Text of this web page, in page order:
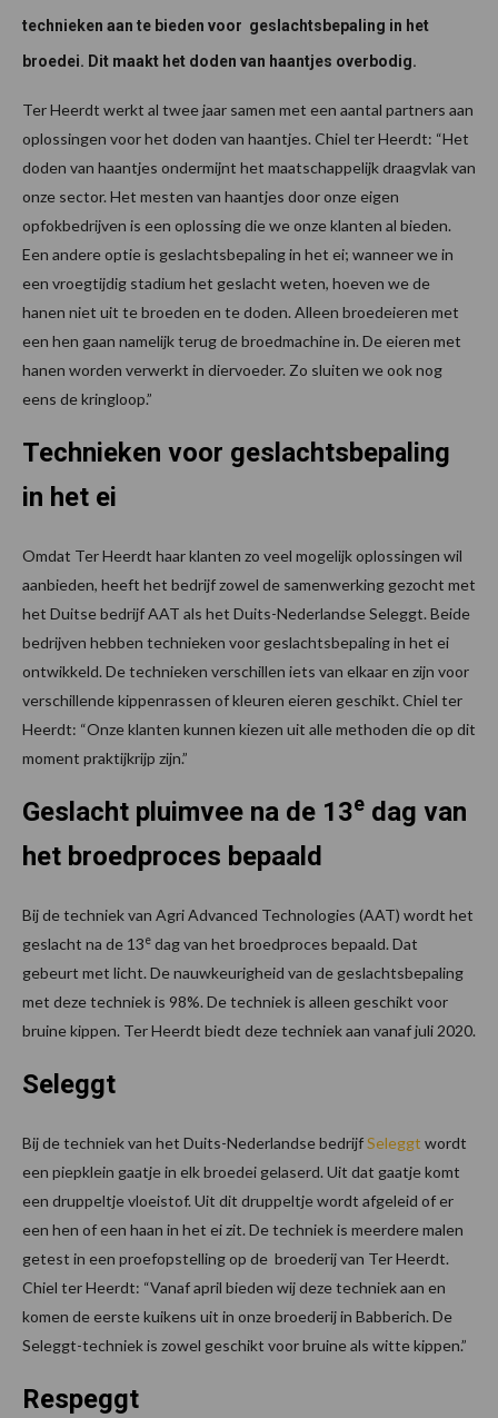
technieken aan te bieden voor geslachtsbepaling in het
broedei. Dit maakt het doden van haantjes overbodig.
Ter Heerdt werkt al twee jaar samen met een aantal partners aan
oplossingen voor het doden van haantjes. Chiel ter Heerdt: “Het
doden van haantjes ondermijnt het maatschappelijk draagvlak van
onze sector. Het mesten van haantjes door onze eigen
opfokbedrijven is een oplossing die we onze klanten al bieden.
Een andere optie is geslachtsbepaling in het ei; wanneer we in
een vroegtijdig stadium het geslacht weten, hoeven we de
hanen niet uit te broeden en te doden. Alleen broedeieren met
een hen gaan namelijk terug de broedmachine in. De eieren met
hanen worden verwerkt in diervoeder. Zo sluiten we ook nog
eens de kringloop.”
Technieken voor geslachtsbepaling
in het ei
Omdat Ter Heerdt haar klanten zo veel mogelijk oplossingen wil
aanbieden, heeft het bedrijf zowel de samenwerking gezocht met
het Duitse bedrijf AAT als het Duits-Nederlandse Seleggt. Beide
bedrijven hebben technieken voor geslachtsbepaling in het ei
ontwikkeld. De technieken verschillen iets van elkaar en zijn voor
verschillende kippenrassen of kleuren eieren geschikt. Chiel ter
Heerdt: “Onze klanten kunnen kiezen uit alle methoden die op dit
moment praktijkrijp zijn.”
Geslacht pluimvee na de 13e dag van
het broedproces bepaald
Bij de techniek van Agri Advanced Technologies (AAT) wordt het
geslacht na de 13e dag van het broedproces bepaald. Dat
gebeurt met licht. De nauwkeurigheid van de geslachtsbepaling
met deze techniek is 98%. De techniek is alleen geschikt voor
bruine kippen. Ter Heerdt biedt deze techniek aan vanaf juli 2020.
Seleggt
Bij de techniek van het Duits-Nederlandse bedrijfSeleggt wordt
een piepklein gaatje in elk broedei gelaserd. Uit dat gaatje komt
een druppeltje vloeistof. Uit dit druppeltje wordt afgeleid of er
een hen of een haan in het ei zit. De techniek is meerdere malen
getest in een proefopstelling op de broederij van Ter Heerdt.
Chiel ter Heerdt: “Vanaf april bieden wij deze techniek aan en
komen de eerste kuikens uit in onze broederij in Babberich. De
Seleggt-techniek is zowel geschikt voor bruine als witte kippen.”
Respeggt